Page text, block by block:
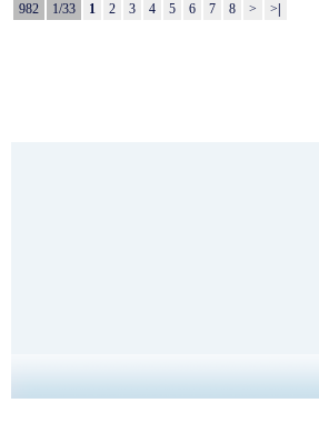
982 1/33 1 2 3 4 5 6 7 8 > >